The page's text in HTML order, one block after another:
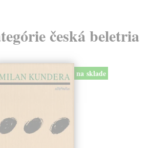
česká beletria
na sklade